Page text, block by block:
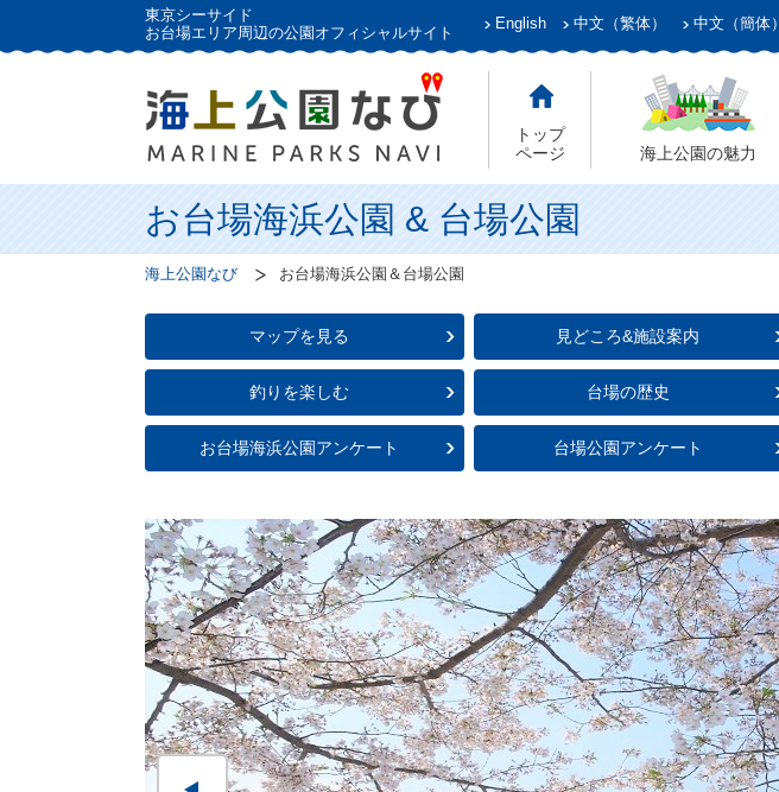
東京シーサイド
お台場エリア周辺の公園オフィシャルサイト
English 中文（繁体） 中文（簡体）
トップ
ページ
海上公園の魅力
お台場海浜公園 & 台場公園
海上公園なび お台場海浜公園＆台場公園
マップを見る 見どころ&施設案内
釣りを楽しむ 台場の歴史
お台場海浜公園アンケート 台場公園アンケート